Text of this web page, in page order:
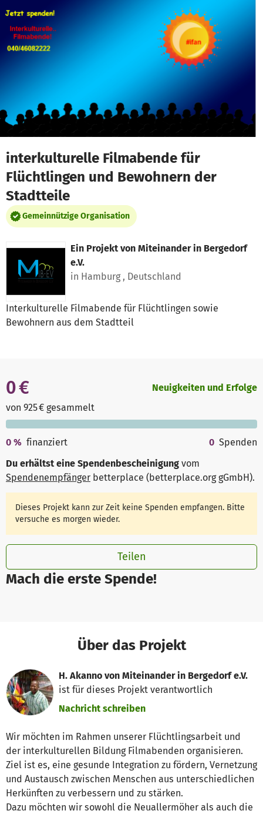
interkulturelle Filmabende für
Flüchtlingen und Bewohnern der
Stadtteile
Gemeinnützige Organisation
Ein Projekt von Miteinander in Bergedorf
e.V.
in Hamburg , Deutschland
Interkulturelle Filmabende für Flüchtlingen sowie
Bewohnern aus dem Stadtteil
Mach die erste Spende!
0 €
von 925 € gesammelt
Neuigkeiten und Erfolge
0 % finanziert 0 Spenden
Du erhältst eine Spendenbescheinigung vom
Spendenempfänger betterplace (betterplace.org gGmbH).
Dieses Projekt kann zur Zeit keine Spenden empfangen. Bitte
versuche es morgen wieder.
Teilen
Über das Projekt
H. Akanno von Miteinander in Bergedorf e.V.
ist für dieses Projekt verantwortlich
Nachricht schreiben
Wir möchten im Rahmen unserer Flüchtlingsarbeit und
der interkulturellen Bildung Filmabenden organisieren.
Ziel ist es, eine gesunde Integration zu fördern, Vernetzung
und Austausch zwischen Menschen aus unterschiedlichen
Herkünften zu verbessern und zu stärken.
Dazu möchten wir sowohl die Neuallermöher als auch die